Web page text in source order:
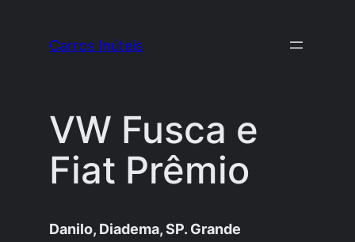
Carros Inúteis
VW Fusca e
Fiat Prêmio
Danilo, Diadema, SP. Grande